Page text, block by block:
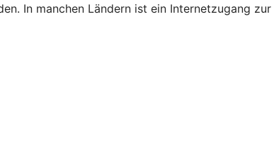
In manchen Ländern ist ein Internetzugang zur